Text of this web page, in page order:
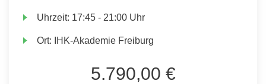
Uhrzeit: 17:45 - 21:00 Uhr
Ort: IHK-Akademie Freiburg
5.790,00 €